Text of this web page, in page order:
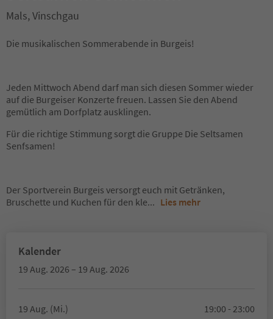
Mals, Vinschgau
Die musikalischen Sommerabende in Burgeis!
Jeden Mittwoch Abend darf man sich diesen Sommer wieder
auf die Burgeiser Konzerte freuen. Lassen Sie den Abend
gemütlich am Dorfplatz ausklingen.
Für die richtige Stimmung sorgt die Gruppe Die Seltsamen
Senfsamen!
Der Sportverein Burgeis versorgt euch mit Getränken,
Bruschette und Kuchen für den kle... Lies mehr
Kalender
19 Aug. 2026 – 19 Aug. 2026
19 Aug. (Mi.) 19:00 - 23:00